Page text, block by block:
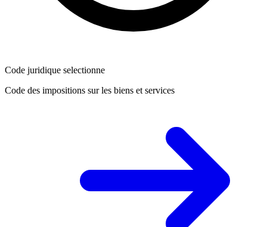
Code juridique selectionne
Code des impositions sur les biens et services